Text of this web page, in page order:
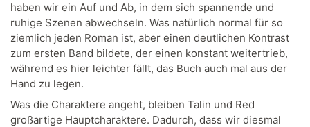
haben wir ein Auf und Ab, in dem sich spannende und
ruhige Szenen abwechseln. Was natürlich normal für so
ziemlich jeden Roman ist, aber einen deutlichen Kontrast
zum ersten Band bildete, der einen konstant weitertrieb,
während es hier leichter fällt, das Buch auch mal aus der
Hand zu legen.
Was die Charaktere angeht, bleiben Talin und Red
großartige Hauptcharaktere. Dadurch, dass wir diesmal